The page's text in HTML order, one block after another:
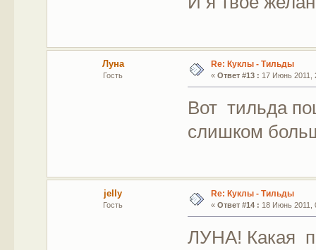
Луна
Гость
Re: Куклы - Тильды
« Ответ #13 : 17 Июнь 2011,
Вот тильда
слишком
jelly
Гость
Re: Куклы - Тильды
« Ответ #14 : 18 Июнь 2011,
ЛУНА! Какая